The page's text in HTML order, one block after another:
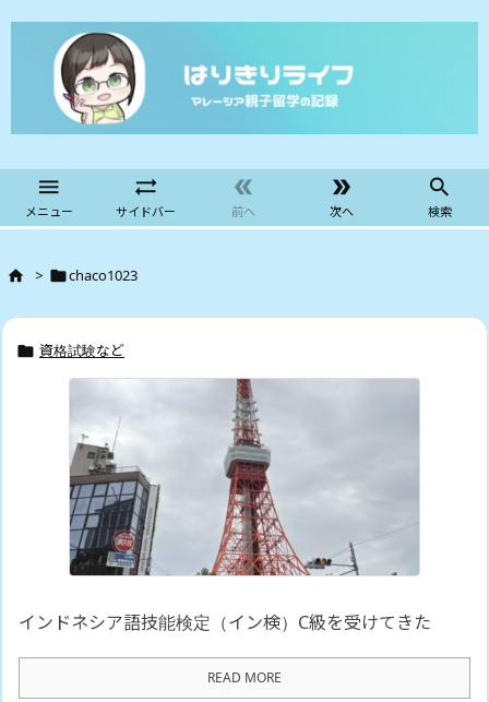

メニュー

サイドバー

前へ

次へ

検索
 > chaco1023
 資格試験など
インドネシア語技能検定（イン検）C級を受けてきた
READ MORE